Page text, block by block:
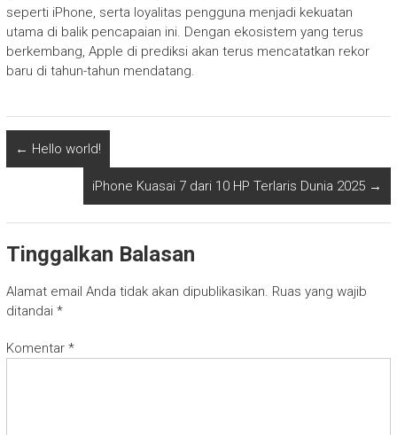
seperti iPhone, serta loyalitas pengguna menjadi kekuatan
utama di balik pencapaian ini. Dengan ekosistem yang terus
berkembang, Apple di prediksi akan terus mencatatkan rekor
baru di tahun-tahun mendatang.
← Hello world!
iPhone Kuasai 7 dari 10 HP Terlaris Dunia 2025 →
Tinggalkan Balasan
Alamat email Anda tidak akan dipublikasikan. Ruas yang wajib
ditandai *
Komentar *